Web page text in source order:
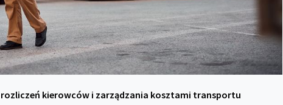
kierowców i zarządzania kosztami transportu